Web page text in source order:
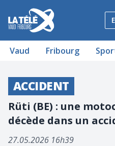
La Télé - Télévision
Vaud Fribourg
ACCIDENT
Rüti (BE) : une
décède dans un
27.05.2026 16h39